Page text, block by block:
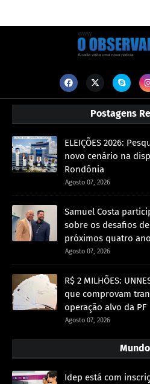
Postagens
ELEIÇÕES 2026:
novo cenário na
Rondônia
Agosto 07, 2026
Samuel Costa
sobre os desafios
próximos quatro
Agosto 07, 2026
R$ 2 MILHÕES:
que comprovam
operação alvo da PF
Agosto 07, 2026
Mundo
Idep está com